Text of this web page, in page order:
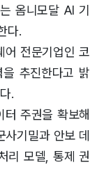
옴니모달 AI 기
다.
전문기업인 코
추진한다고 밝
.
주권을 확보해
기밀과 안보 데
리 모델, 통제 권